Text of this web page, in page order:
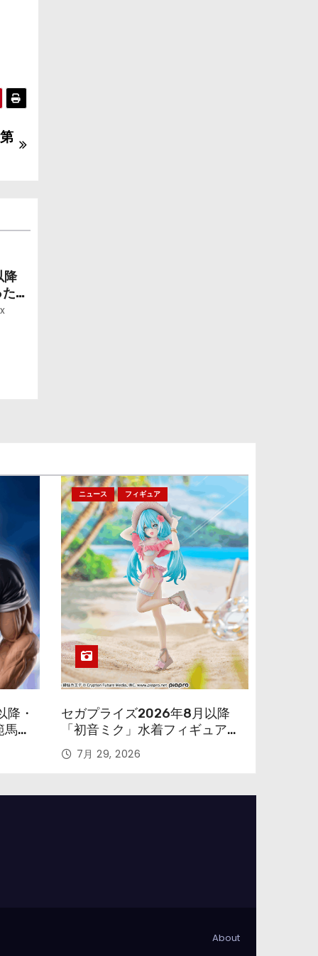
降
ら
」
・
勇
ニュース フィギュア
セガプライズ2026年8月以降
「初音ミク」水着フィギュアが
色味を変えて再登場！
7月 29, 2026
About